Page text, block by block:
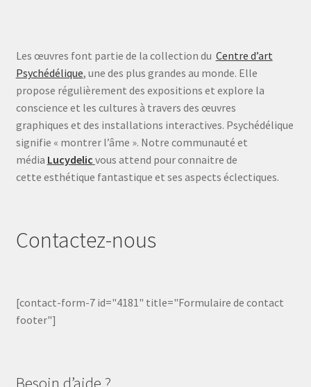
Les œuvres font partie de la collection du Centre d’art
Psychédélique, une des plus grandes au monde. Elle
propose régulièrement des expositions et explore la
conscience et les cultures à travers des œuvres
graphiques et des installations interactives. Psychédélique
signifie « montrer l’âme ». Notre communauté et
média Lucydelic vous attend pour connaitre de
cette esthétique fantastique et ses aspects éclectiques.
Contactez-nous
[contact-form-7 id="4181" title="Formulaire de contact
footer"]
Besoin d’aide ?